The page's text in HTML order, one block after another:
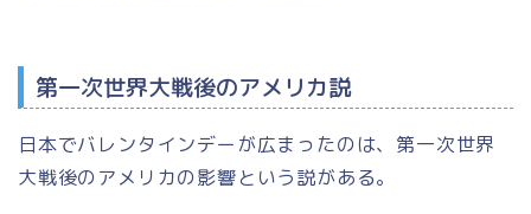
第一次世界大戦後のアメリカ説
日本でバレンタインデーが広まったのは、第一次世界
大戦後のアメリカの影響という説がある。